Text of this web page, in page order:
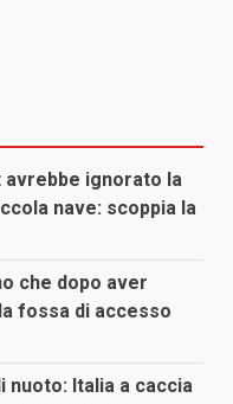
ignorato la
nave: scoppia la
che dopo aver
fossa di accesso
nuoto: Italia a caccia